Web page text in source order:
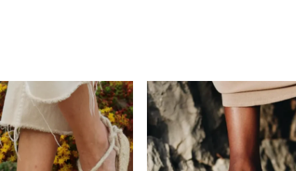
de
precios:
desde
135,00 €
hasta
153,00 €
Este
producto
tiene
múltiples
variantes.
Rango
precios:
desde
148,00 €
hasta
165,00 €